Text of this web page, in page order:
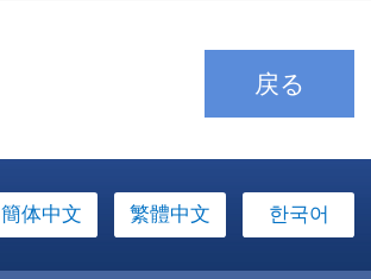
戻る
簡体中文 繁體中文 한국어